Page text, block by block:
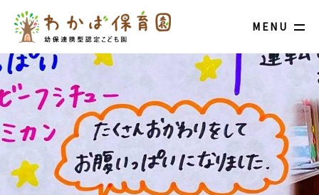
MENU